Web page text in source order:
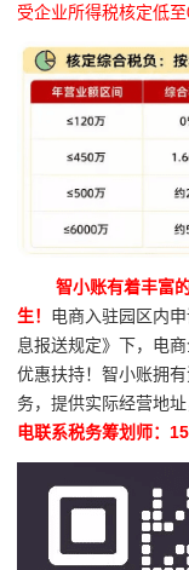
受企业所得税核定低
智小账有着丰富
生！ 电商入驻园区内
息报送规定》下，电
优惠扶持！智小账拥
务，提供实际经营地
电联系税务筹划师：